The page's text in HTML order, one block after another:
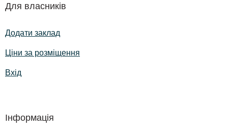
Для власників
Додати заклад
Ціни за розміщення
Вхід
Інформація